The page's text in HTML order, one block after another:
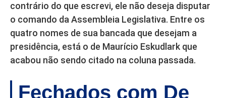
contrário do que escrevi, ele não deseja disputar
o comando da Assembleia Legislativa. Entre os
quatro nomes de sua bancada que desejam a
presidência, está o de Maurício Eskudlark que
acabou não sendo citado na coluna passada.
Fechados com De